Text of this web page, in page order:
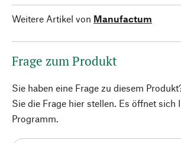
Weitere Artikel von Manufactum
Frage zum Produkt
Sie haben eine Frage zu diesem
Sie die Frage hier stellen. Es öffnet sich
Programm.